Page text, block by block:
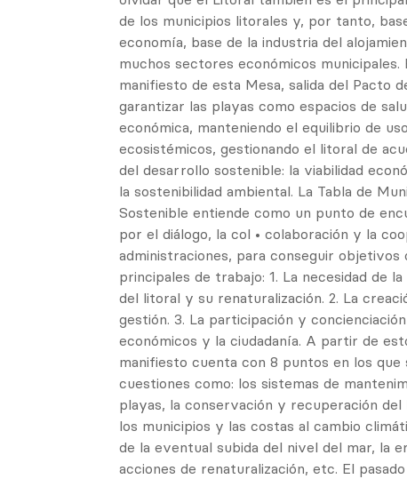
de los municipios litorales y, por tanto,
economía, base de la industria del
muchos sectores económicos
manifiesto de esta Mesa, salida del Pacto
garantizar las playas como espacios de
económica, manteniendo el equilibrio de
ecosistémicos, gestionando el litoral de
del desarrollo sostenible: la viabilidad
la sostenibilidad ambiental. La Tabla de
Sostenible entiende como un punto de
por el diálogo, la col • colaboración y la
administraciones, para conseguir objetivos
principales de trabajo: 1. La necesidad de
del litoral y su renaturalización. 2. La
gestión. 3. La participación y
económicos y la ciudadanía. A partir de
manifiesto cuenta con 8 puntos en los que
cuestiones como: los sistemas de
playas, la conservación y recuperación del
los municipios y las costas al cambio
de la eventual subida del nivel del mar, la
acciones de renaturalización, etc. El